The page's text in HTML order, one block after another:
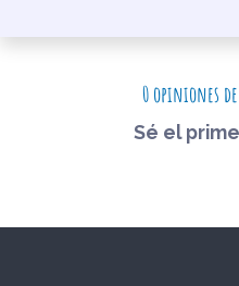
0 opiniones
Sé el